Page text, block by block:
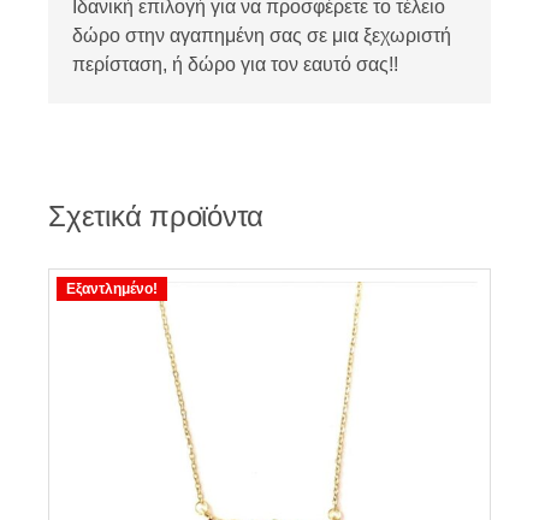
Ιδανική επιλογή για να προσφέρετε το τέλειο
δώρο στην αγαπημένη σας σε μια ξεχωριστή
περίσταση, ή δώρο για τον εαυτό σας!!
Σχετικά προϊόντα
Εξαντλημένο!